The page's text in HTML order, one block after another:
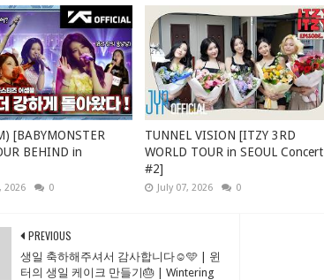
[BABYMONSTER
BEHIND in
2026 0
TUNNEL VISION [ITZY 3RD
WORLD TOUR in SEOUL Concert
#2]
July 07, 2026 0
PREVIOUS
생일 축하해주셔서 감사합니다☺️🩵 | 윈
터의 생일 케이크 만들기🎂 | Wintering